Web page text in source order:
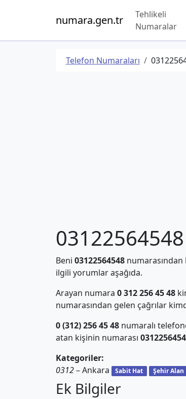
numara.gen.tr
Tehlikeli
Numaralar
Telefon Numaraları
03122564548
Beni 03122564548numarasından
ilgili yorumlar aşağıda.
Arayan numara 0 312 256 45 48
numarasından gelen çağrılar
0 (312) 256 45 48numaralı
atan kişinin numarası
Kategoriler:
0312– Ankara Sabit Hat Şehir Alan
Ek Bilgiler